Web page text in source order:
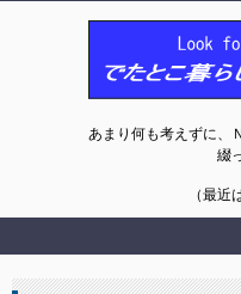
あまり何も考えずに、
綴
（最近